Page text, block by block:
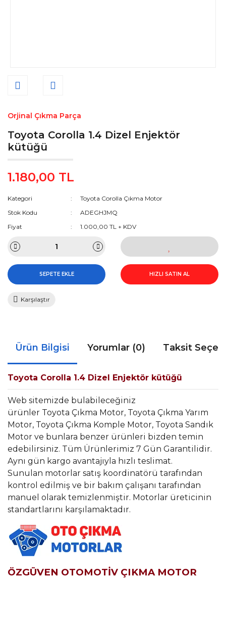
Orjinal Çıkma Parça
Toyota Corolla 1.4 Dizel Enjektör
kütüğü
1.180,00 TL
Kategori
Toyota Corolla Çıkma Motor
Stok Kodu
ADEGHJMQ
Fiyat
1.000,00 TL + KDV
SEPETE EKLE HIZLI SATIN AL
Karşılaştır
Ürün Bilgisi Yorumlar (0) Taksit
Toyota Corolla 1.4 Dizel Enjektör kütüğü
Web sitemizde bulabileceğiniz
ürünler Toyota Çıkma Motor, Toyota Çıkma Yarım
Motor, Toyota Çıkma Komple Motor, Toyota Sandık
Motor ve bunlara benzer ürünleri bizden temin
edebilirsiniz. Tüm Ürünlerimiz 7 Gün Garantilidir.
Aynı gün kargo avantajıyla hızlı teslimat.
Sunulan motorlar satış koordinatörü tarafından
kontrol edilmiş ve bir bakım çalışanı tarafından
manuel olarak temizlenmiştir. Motorlar üreticinin
standartlarını karşılamaktadır.
ÖZGÜVEN OTOMOTİV ÇIKMA MOTOR